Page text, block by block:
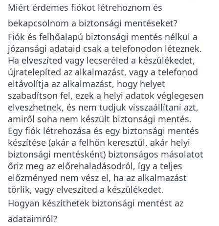
Miért érdemes fiókot létrehoznom és
bekapcsolnom a biztonsági mentéseket?
Fiók és felhőalapú biztonsági mentés nélkül a
józansági adataid csak a telefonodon léteznek.
Ha elveszíted vagy lecseréled a készülékedet,
újratelepíted az alkalmazást, vagy a telefonod
eltávolítja az alkalmazást, hogy helyet
szabadítson fel, ezek a helyi adatok véglegesen
elveszhetnek, és nem tudjuk visszaállítani azt,
amiről soha nem készült biztonsági mentés.
Egy fiók létrehozása és egy biztonsági mentés
készítése (akár a felhőn keresztül, akár helyi
biztonsági mentésként) biztonságos másolatot
őriz meg az előrehaladásodról, így a teljes
előzményed nem vész el, ha az alkalmazást
törlik, vagy elveszíted a készülékedet.
Hogyan készíthetek biztonsági mentést az
adataimról?